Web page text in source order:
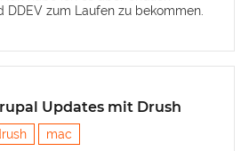
DDEV zum Laufen zu bekommen.
Updates mit Drush
mac